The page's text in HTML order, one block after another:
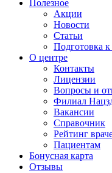
Полезное
Акции
Новости
Статьи
Подготовка
О центре
Контакты
Лицензии
Вопросы и
Филиал
Вакансии
Справочник
Рейтинг
Пациентам
Бонусная карта
Отзывы